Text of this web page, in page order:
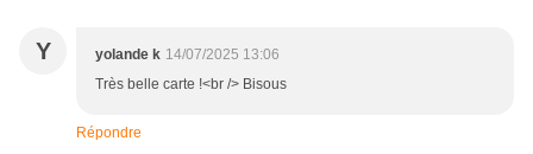
Y yolande k 14/07/2025 13:06
Très belle carte !<br /> Bisous
Répondre